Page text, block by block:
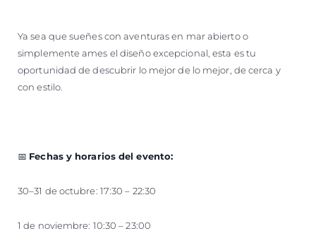
Ya sea que sueñes con aventuras en mar abierto o
simplemente ames el diseño excepcional, esta es tu
oportunidad de descubrir lo mejor de lo mejor, de cerca y
con estilo.
📅 Fechas y horarios del evento:
30–31 de octubre: 17:30 – 22:30
1 de noviembre: 10:30 – 23:00